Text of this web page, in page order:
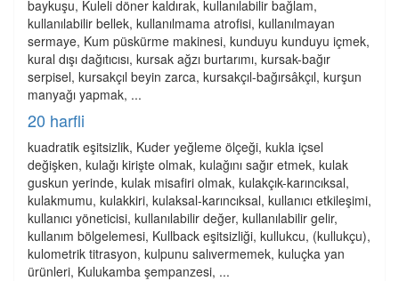
baykuşu, Kuleli döner kaldırak, kullanılabilir bağlam,
kullanılabilir bellek, kullanılmama atrofisi, kullanılmayan
sermaye, Kum püskürme makinesi, kunduyu kunduyu içmek,
kural dışı dağıtıcısı, kursak ağzı burtarımı, kursak-bağır
serpisel, kursakçıl beyin zarca, kursakçıl-bağırsâkçıl, kurşun
manyağı yapmak, ...
20 harfli
kuadratik eşitsizlik, Kuder yeğleme ölçeği, kukla içsel
değişken, kulağı kirişte olmak, kulağını sağır etmek, kulak
guskun yerinde, kulak misafiri olmak, kulakçık-karıncıksal,
kulakmumu, kulakkiri, kulaksal-karıncıksal, kullanıcı etkileşimi,
kullanıcı yöneticisi, kullanılabilir değer, kullanılabilir gelir,
kullanım bölgelemesi, Kullback eşitsizliği, kullukcu, (kullukçu),
kulometrik titrasyon, kulpunu salıvermemek, kuluçka yan
ürünleri, Kulukamba şempanzesi, ...